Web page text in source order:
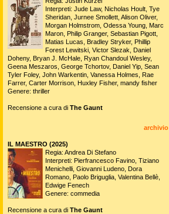
Interpreti: Jude Law, Nicholas Hoult, Tye
Sheridan, Jurnee Smollett, Alison Oliver,
Morgan Holmstrom, Odessa Young, Marc
Maron, Philip Granger, Sebastian Pigott,
Matias Lucas, Bradley Stryker, Phillip
Forest Lewitski, Victor Slezak, Daniel
Doheny, Bryan J. McHale, Ryan Chandoul Wesley,
Geena Meszaros, George Tchortov, Daniel Yip, Sean
Tyler Foley, John Warkentin, Vanessa Holmes, Rae
Farrer, Carter Morrison, Huxley Fisher, mandy fisher
Genere: thriller
Recensione a cura di The Gaunt
archivio
IL MAESTRO (2025)
Regia: Andrea Di Stefano
Interpreti: Pierfrancesco Favino, Tiziano
Menichelli, Giovanni Ludeno, Dora
Romano, Paolo Briguglia, Valentina Bellè,
Edwige Fenech
Genere: commedia
Recensione a cura di The Gaunt